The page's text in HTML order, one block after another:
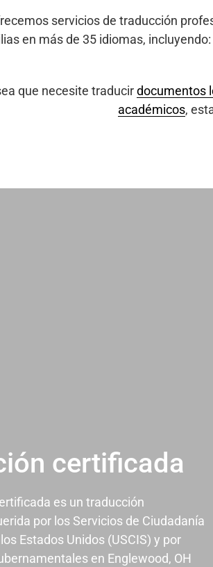
servicios de traducción
en más de 35 idiomas, incluyendo:
que necesite traducirdocumentos
académicos,
certificada
es un traducción
por los Servicios de Ciudadanía
Estados Unidos (USCIS) y por
en Englewood, OH